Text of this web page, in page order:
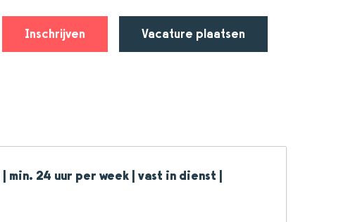
Inschrijven Vacature plaatsen
min. 24 uur per week | vast in dienst |